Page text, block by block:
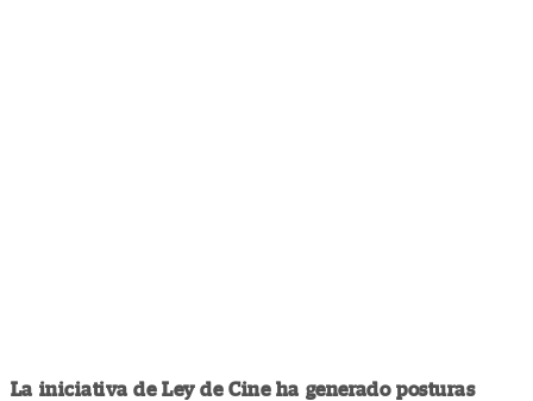
La iniciativa de Ley de Cine ha generado posturas